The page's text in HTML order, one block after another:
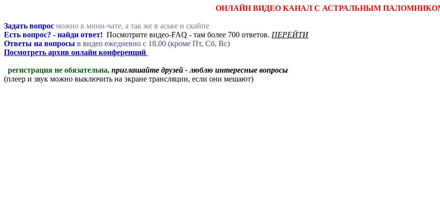
ОНЛАЙН ВИДЕО КАНАЛ С АСТРАЛЬНЫМ
Задать вопрос можно в мини-чате, а так же в аське и скайпе
Есть вопрос? - найди ответ! Посмотрите видео-FAQ - там более 700 ответов. ПЕРЕЙТИ
Ответы на вопросы в видео ежедневно c 18.00 (кроме Пт, Сб, Вс)
Посмотреть архив онлайн конференций
регистрация не обязательна, приглашайте друзей - люблю интересные вопросы
(плеер и звук можно выключить на экране трансляции, если они мешают)